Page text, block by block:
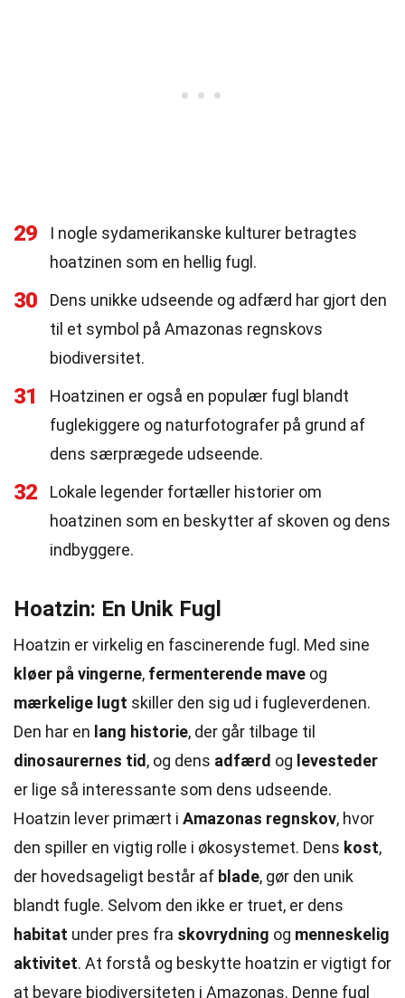
29
I nogle sydamerikanske kulturer betragtes
hoatzinen som en hellig fugl.
30
Dens unikke udseende og adfærd har gjort den
til et symbol på Amazonas regnskovs
biodiversitet.
31
Hoatzinen er også en populær fugl blandt
fuglekiggere og naturfotografer på grund af
dens særprægede udseende.
32
Lokale legender fortæller historier om
hoatzinen som en beskytter af skoven og dens
indbyggere.
Hoatzin: En Unik Fugl
Hoatzin er virkelig en fascinerende fugl. Med sine
kløer på vingerne, fermenterende mave og
mærkelige lugt skiller den sig ud i fugleverdenen.
Den har en lang historie, der går tilbage til
dinosaurernes tid , og dens adfærd og levesteder
er lige så interessante som dens udseende.
Hoatzin lever primært i Amazonas regnskov, hvor
den spiller en vigtig rolle i økosystemet. Dens kost,
der hovedsageligt består af blade, gør den unik
blandt fugle. Selvom den ikke er truet, er dens
habitat under pres fra skovrydning og menneskelig
aktivitet. At forstå og beskytte hoatzin er vigtigt for
at bevare biodiversiteten i Amazonas. Denne fugl